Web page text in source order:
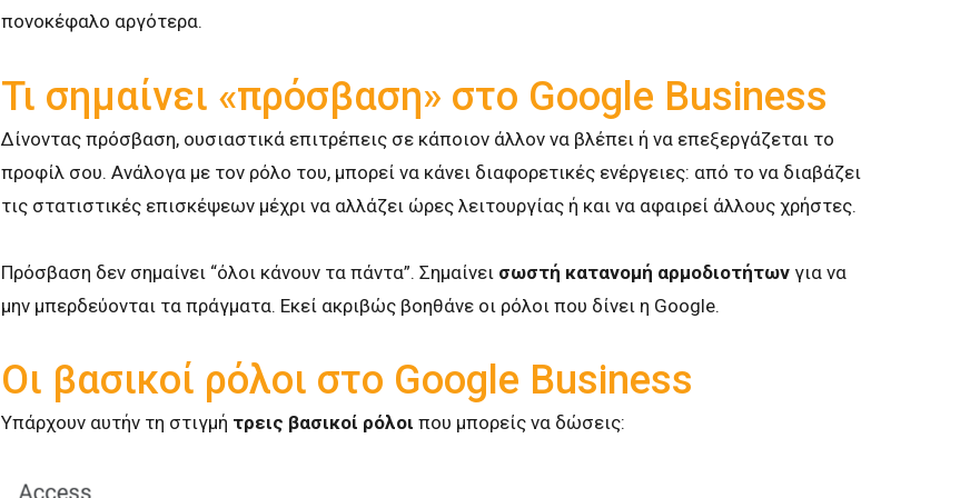
πονοκέφαλο αργότερα.
Τι σημαίνει «πρόσβαση» στο Google Business
Δίνοντας πρόσβαση, ουσιαστικά επιτρέπεις σε κάποιον άλλον να βλέπει ή να επεξεργάζεται το
προφίλ σου. Ανάλογα με τον ρόλο του, μπορεί να κάνει διαφορετικές ενέργειες: από το να διαβάζει
τις στατιστικές επισκέψεων μέχρι να αλλάζει ώρες λειτουργίας ή και να αφαιρεί άλλους χρήστες.
Πρόσβαση δεν σημαίνει “όλοι κάνουν τα πάντα”. Σημαίνει σωστή κατανομή αρμοδιοτήτωνγια να
μην μπερδεύονται τα πράγματα. Εκεί ακριβώς βοηθάνε οι ρόλοι που δίνει η Google.
Οι βασικοί ρόλοι στο Google Business
Υπάρχουν αυτήν τη στιγμή τρεις βασικοί ρόλοι που μπορείς να δώσεις: